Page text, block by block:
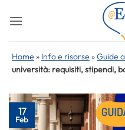
Home » Info e risorse »Guide
università: requisiti, stipendi,
17
Feb